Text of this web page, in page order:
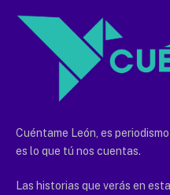
Cuéntame León, es
es lo que tú nos cuentas.
Las historias que verás en